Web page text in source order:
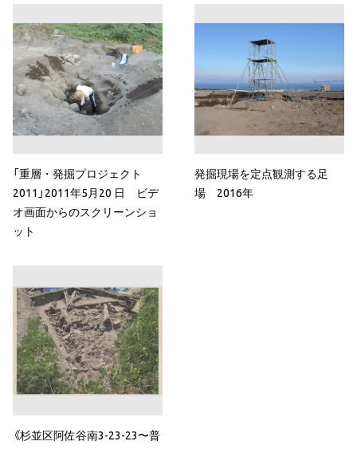
「重層・発掘プロジェクト
2011」2011年5月20 日 ビデ
オ画面からのスクリーンショ
ット
発掘現場を定点観測する足
場 2016年
《杉並区阿佐谷南3-23-23〜普